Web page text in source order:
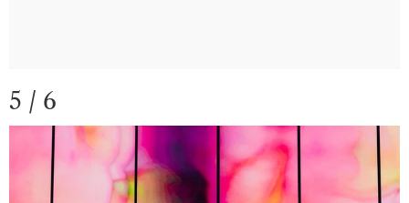
5 / 6